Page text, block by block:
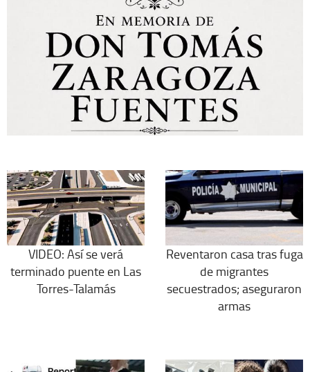
VIDEO: Así se verá
terminado puente en Las
Torres-Talamás
Reventaron casa tras fuga
de migrantes
secuestrados; aseguraron
armas